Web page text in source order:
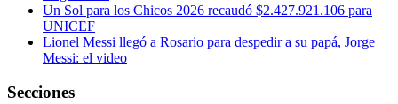
Un Sol para los Chicos 2026 recaudó $2.427.921.106 para
UNICEF
Lionel Messi llegó a Rosario para despedir a su papá, Jorge
Messi: el video
Secciones